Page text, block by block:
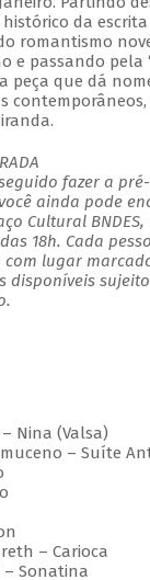
da
romantismo
e passando pela
peça que dá
contemporâneos,
fazer a
ainda pode
Cultural
18h. Cada
lugar
disponíveis
Nina (Valsa)
– Suíte
– Carioca
Sonatina